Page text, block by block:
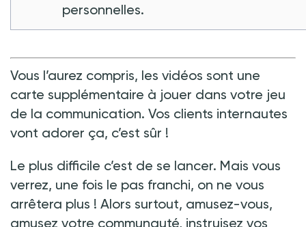
personnelles.
Vous l’aurez compris, les vidéos sont une
carte supplémentaire à jouer dans votre jeu
de la communication. Vos clients internautes
vont adorer ça, c’est sûr !
Le plus difficile c’est de se lancer. Mais vous
verrez, une fois le pas franchi, on ne vous
arrêtera plus ! Alors surtout, amusez-vous,
amusez votre communauté, instruisez vos